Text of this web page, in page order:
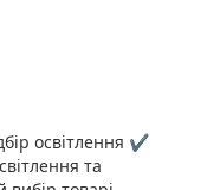
освітлення ✔️
та